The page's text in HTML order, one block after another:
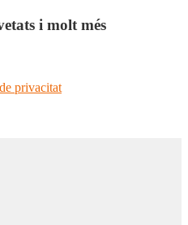
i molt més
privacitat